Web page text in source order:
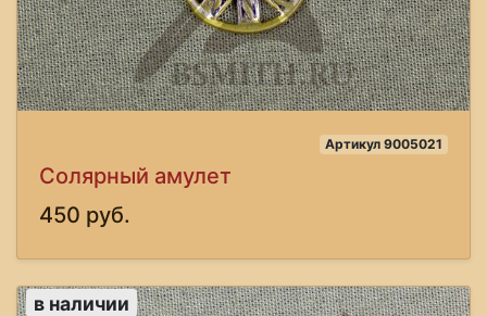
Артикул 9005021
Солярный амулет
450 руб.
в наличии